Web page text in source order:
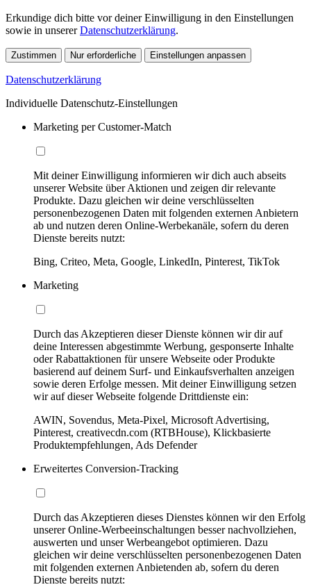
Erkundige dich bitte vor deiner Einwilligung in den Einstellungen
sowie in unsererDatenschutzerklärung.
Zustimmen Nur erforderliche Einstellungen anpassen
Datenschutzerklärung
Individuelle Datenschutz-Einstellungen
Marketing per Customer-Match
Mit deiner Einwilligung informieren wir dich auch abseits
unserer Website über Aktionen und zeigen dir relevante
Produkte. Dazu gleichen wir deine verschlüsselten
personenbezogenen Daten mit folgenden externen Anbietern
ab und nutzen deren Online-Werbekanäle, sofern du deren
Dienste bereits nutzt:
Bing, Criteo, Meta, Google, LinkedIn, Pinterest, TikTok
Marketing
Durch das Akzeptieren dieser Dienste können wir dir auf
deine Interessen abgestimmte Werbung, gesponserte Inhalte
oder Rabattaktionen für unsere Webseite oder Produkte
basierend auf deinem Surf- und Einkaufsverhalten anzeigen
sowie deren Erfolge messen. Mit deiner Einwilligung setzen
wir auf dieser Webseite folgende Drittdienste ein:
AWIN, Sovendus, Meta-Pixel, Microsoft Advertising,
Pinterest, creativecdn.com (RTBHouse), Klickbasierte
Produktempfehlungen, Ads Defender
Erweitertes Conversion-Tracking
Durch das Akzeptieren dieses Dienstes können wir den Erfolg
unserer Online-Werbeeinschaltungen besser nachvollziehen,
auswerten und unser Werbeangebot optimieren. Dazu
gleichen wir deine verschlüsselten personenbezogenen Daten
mit folgenden externen Anbietenden ab, sofern du deren
Dienste bereits nutzt: